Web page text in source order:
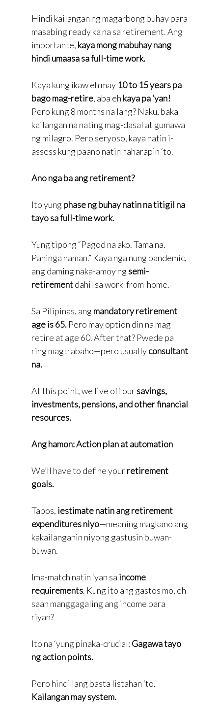
Hindi kailangan ng magarbong buhay para
masabing ready ka na sa retirement. Ang
importante, kaya mong mabuhay nang
hindi umaasa sa full-time work.
Kaya kung ikaw eh may 10 to 15 years pa
bago mag-retire, aba eh kaya pa ‘yan!
Pero kung 8 months na lang? Naku, baka
kailangan na nating mag-dasal at gumawa
ng milagro. Pero seryoso, kaya natin i-
assess kung paano natin haharapin ‘to.
Ano nga ba ang retirement?
Ito yungphase ng buhay natin na titigil na
tayo sa full-time work.
Yung tipong “Pagod na ako. Tama na.
Pahinga naman.” Kaya nga nung pandemic,
ang daming naka-amoy ngsemi-
retirementdahil sa work-from-home.
Sa Pilipinas, angmandatory retirement
age is 65. Pero may option din na mag-
retire at age 60. After that? Pwede pa
ring magtrabaho—pero usuallyconsultant
na.
At this point, we live off oursavings,
investments, pensions, and other financial
resources.
Ang hamon: Action plan at automation
We’ll have to define yourretirement
goals.
Tapos, iestimate natin ang retirement
expenditures niyo—meaning magkano ang
kakailanganin niyong gastusin buwan-
buwan.
Ima-match natin ‘yan sa income
requirements. Kung ito ang gastos mo, eh
saan manggagaling ang income para
riyan?
Ito na ‘yung pinaka-crucial: Gagawa tayo
ng action points.
Pero hindi lang basta listahan ‘to.
Kailangan may system.